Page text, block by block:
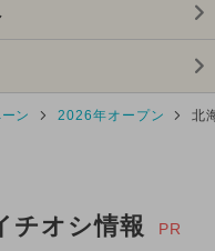
ン 2026年オープン 北
チオシ情報 PR